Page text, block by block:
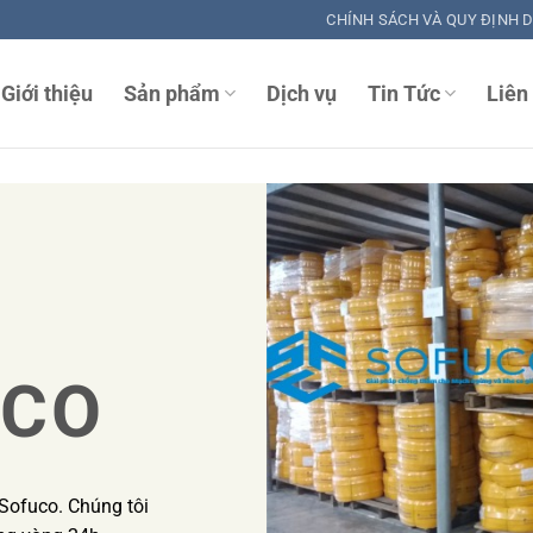
CHÍNH SÁCH VÀ QUY ĐỊNH
Giới thiệu Sản phẩm Dịch vụ Tin Tức Liên
Chúng tôi